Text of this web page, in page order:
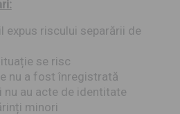
expus riscului separării de
se risc
nu a fost înregistrată
nu au acte de identitate
minori